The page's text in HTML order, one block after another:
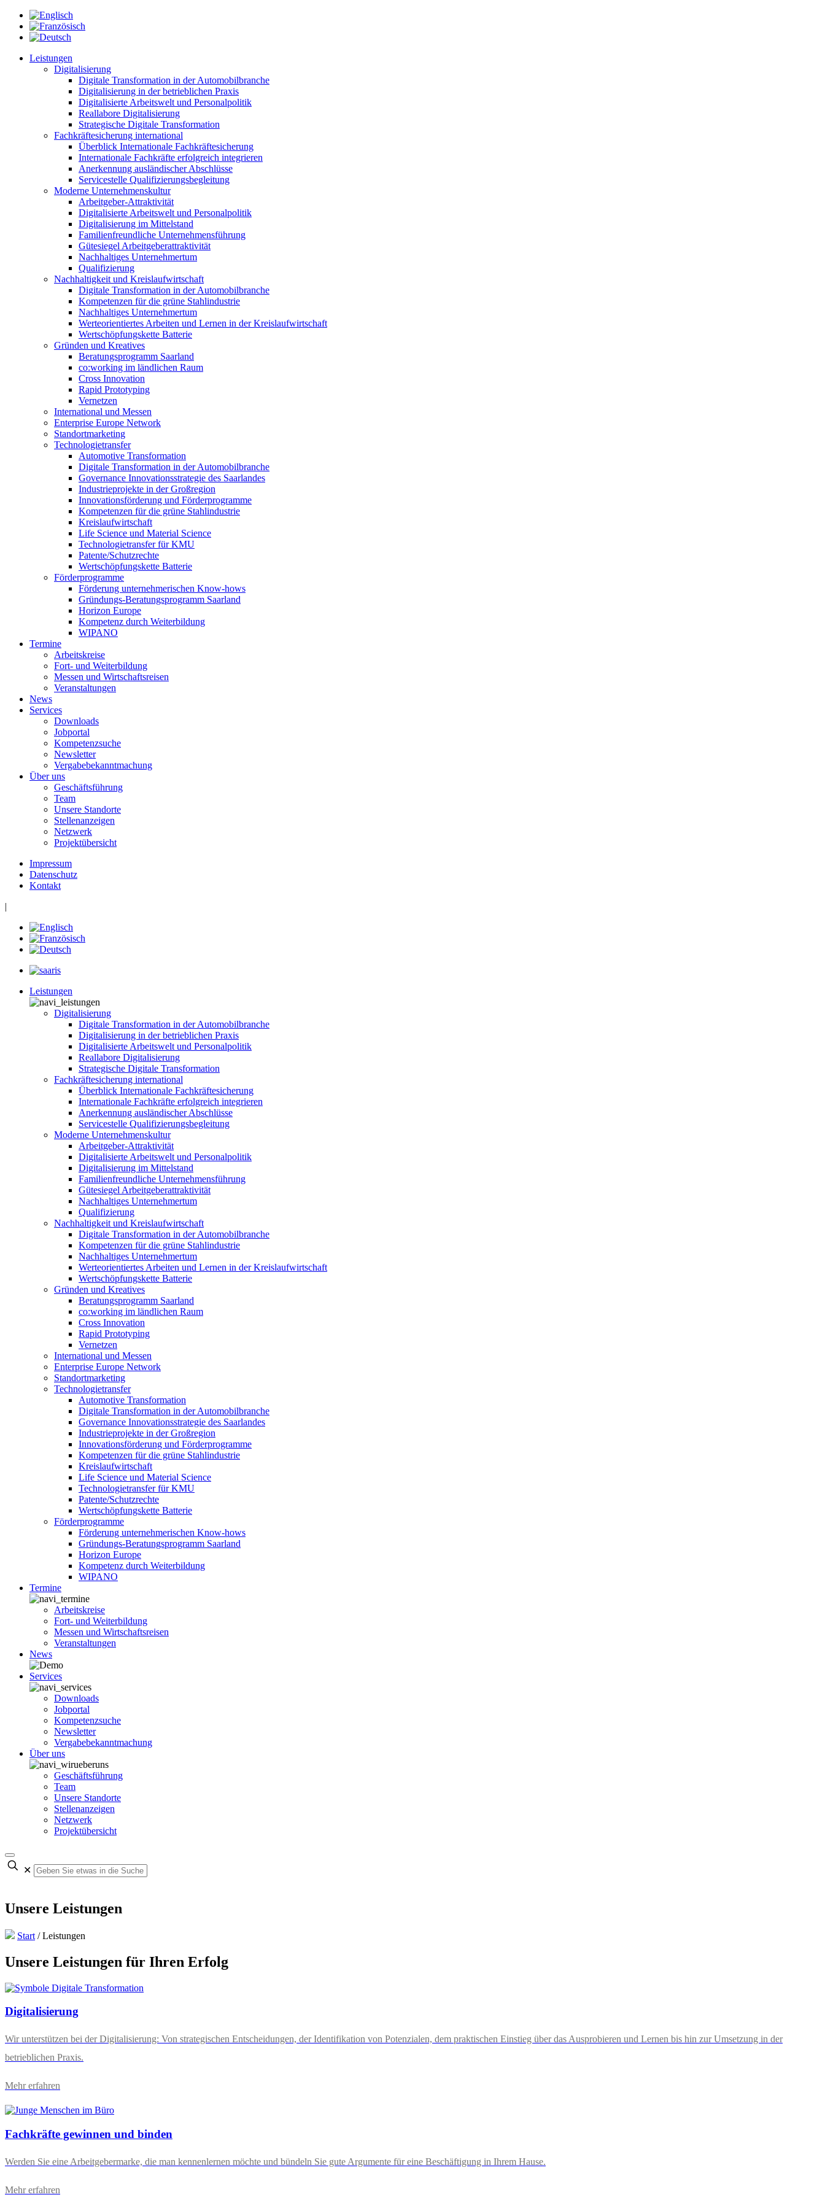
Leistungen
Digitalisierung
Digitale Transformation in der Automobilbranche
Digitalisierung in der betrieblichen Praxis
Digitalisierte Arbeitswelt und Personalpolitik
Reallabore Digitalisierung
Strategische Digitale Transformation
Fachkräftesicherung international
Überblick Internationale Fachkräftesicherung
Internationale Fachkräfte erfolgreich integrieren
Anerkennung ausländischer Abschlüsse
Servicestelle Qualifizierungsbegleitung
Moderne Unternehmenskultur
Arbeitgeber-Attraktivität
Digitalisierte Arbeitswelt und Personalpolitik
Digitalisierung im Mittelstand
Familienfreundliche Unternehmensführung
Gütesiegel Arbeitgeberattraktivität
Nachhaltiges Unternehmertum
Qualifizierung
Nachhaltigkeit und Kreislaufwirtschaft
Digitale Transformation in der Automobilbranche
Kompetenzen für die grüne Stahlindustrie
Nachhaltiges Unternehmertum
Werteorientiertes Arbeiten und Lernen in der Kreislaufwirtschaft
Wertschöpfungskette Batterie
Gründen und Kreatives
Beratungsprogramm Saarland
co:working im ländlichen Raum
Cross Innovation
Rapid Prototyping
Vernetzen
International und Messen
Enterprise Europe Network
Standortmarketing
Technologietransfer
Automotive Transformation
Digitale Transformation in der Automobilbranche
Governance Innovationsstrategie des Saarlandes
Industrieprojekte in der Großregion
Innovationsförderung und Förderprogramme
Kompetenzen für die grüne Stahlindustrie
Kreislaufwirtschaft
Life Science und Material Science
Technologietransfer für KMU
Patente/Schutzrechte
Wertschöpfungskette Batterie
Förderprogramme
Förderung unternehmerischen Know-hows
Gründungs-Beratungsprogramm Saarland
Horizon Europe
Kompetenz durch Weiterbildung
WIPANO
Termine
Arbeitskreise
Fort- und Weiterbildung
Messen und Wirtschaftsreisen
Veranstaltungen
News
Services
Downloads
Jobportal
Kompetenzsuche
Newsletter
Vergabebekanntmachung
Über uns
Geschäftsführung
Team
Unsere Standorte
Stellenanzeigen
Netzwerk
Projektübersicht
Impressum
Datenschutz
Kontakt
|
Leistungen
Digitalisierung
Digitale Transformation in der Automobilbranche
Digitalisierung in der betrieblichen Praxis
Digitalisierte Arbeitswelt und Personalpolitik
Reallabore Digitalisierung
Strategische Digitale Transformation
Fachkräftesicherung international
Überblick Internationale Fachkräftesicherung
Internationale Fachkräfte erfolgreich integrieren
Anerkennung ausländischer Abschlüsse
Servicestelle Qualifizierungsbegleitung
Moderne Unternehmenskultur
Arbeitgeber-Attraktivität
Digitalisierte Arbeitswelt und Personalpolitik
Digitalisierung im Mittelstand
Familienfreundliche Unternehmensführung
Gütesiegel Arbeitgeberattraktivität
Nachhaltiges Unternehmertum
Qualifizierung
Nachhaltigkeit und Kreislaufwirtschaft
Digitale Transformation in der Automobilbranche
Kompetenzen für die grüne Stahlindustrie
Nachhaltiges Unternehmertum
Werteorientiertes Arbeiten und Lernen in der Kreislaufwirtschaft
Wertschöpfungskette Batterie
Gründen und Kreatives
Beratungsprogramm Saarland
co:working im ländlichen Raum
Cross Innovation
Rapid Prototyping
Vernetzen
International und Messen
Enterprise Europe Network
Standortmarketing
Technologietransfer
Automotive Transformation
Digitale Transformation in der Automobilbranche
Governance Innovationsstrategie des Saarlandes
Industrieprojekte in der Großregion
Innovationsförderung und Förderprogramme
Kompetenzen für die grüne Stahlindustrie
Kreislaufwirtschaft
Life Science und Material Science
Technologietransfer für KMU
Patente/Schutzrechte
Wertschöpfungskette Batterie
Förderprogramme
Förderung unternehmerischen Know-hows
Gründungs-Beratungsprogramm Saarland
Horizon Europe
Kompetenz durch Weiterbildung
WIPANO
Termine
Arbeitskreise
Fort- und Weiterbildung
Messen und Wirtschaftsreisen
Veranstaltungen
News
Services
Downloads
Jobportal
Kompetenzsuche
Newsletter
Vergabebekanntmachung
Über uns
Geschäftsführung
Team
Unsere Standorte
Stellenanzeigen
Netzwerk
Projektübersicht
✕
Unsere Leistungen
Start /Leistungen
Unsere Leistungen für Ihren Erfolg
Digitalisierung
Wir unterstützen bei der Digitalisierung: Von strategischen Entscheidungen, der Identifikation von Potenzialen, dem praktischen Einstieg über das Ausprobieren und Lernen bis hin zur Umsetzung in der
betrieblichen Praxis.
Mehr erfahren
Fachkräfte gewinnen und binden
Werden Sie eine Arbeitgebermarke, die man kennenlernen möchte und bündeln Sie gute Argumente für eine Beschäftigung in Ihrem Hause.
Mehr erfahren